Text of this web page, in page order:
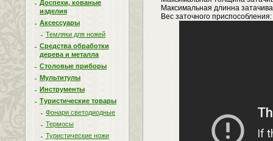
Доспехи, кованые
изделия
Аксессуары
Темляки для ножей
Средства обработки
дерева и металла
Столовые приборы
Мультитулы
Инструменты
Туристические товары
Фонари светодиодные
Термосы
Туристические ножи
Максимальная длинна
Вес заточного приспособления: